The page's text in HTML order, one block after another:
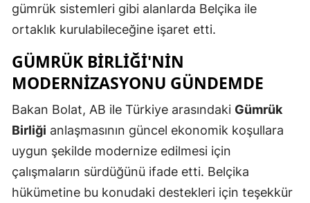
Malatya
Muğla
gümrük sistemleri gibi alanlarda Belçika ile
ortaklık kurulabileceğine işaret etti.
GÜMRÜK BIRLIĞI'NIN
MODERNIZASYONU GÜNDEMDE
Bakan Bolat, AB ile Türkiye arasındaki Gümrük
Birliği anlaşmasının güncel ekonomik koşullara
uygun şekilde modernize edilmesi için
çalışmaların sürdüğünü ifade etti. Belçika
hükümetine bu konudaki destekleri için teşekkür